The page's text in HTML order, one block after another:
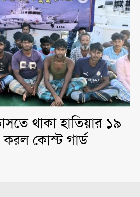
থাকা হাতিয়ার ১৯
করল কোস্ট গার্ড